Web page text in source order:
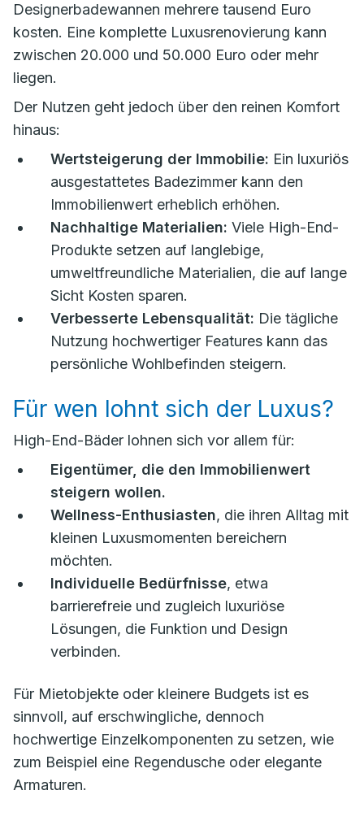
Designerbadewannen mehrere tausend Euro
kosten. Eine komplette Luxusrenovierung kann
zwischen 20.000 und 50.000 Euro oder mehr
liegen.
Der Nutzen geht jedoch über den reinen Komfort
hinaus:
Wertsteigerung der Immobilie: Ein luxuriös
ausgestattetes Badezimmer kann den
Immobilienwert erheblich erhöhen.
Nachhaltige Materialien: Viele High-End-
Produkte setzen auf langlebige,
umweltfreundliche Materialien, die auf lange
Sicht Kosten sparen.
Verbesserte Lebensqualität: Die tägliche
Nutzung hochwertiger Features kann das
persönliche Wohlbefinden steigern.
Für wen lohnt sich der Luxus?
High-End-Bäder lohnen sich vor allem für:
Eigentümer, die den Immobilienwert
steigern wollen.
Wellness-Enthusiasten, die ihren Alltag mit
kleinen Luxusmomenten bereichern
möchten.
Individuelle Bedürfnisse, etwa
barrierefreie und zugleich luxuriöse
Lösungen, die Funktion und Design
verbinden.
Für Mietobjekte oder kleinere Budgets ist es
sinnvoll, auf erschwingliche, dennoch
hochwertige Einzelkomponenten zu setzen, wie
zum Beispiel eine Regendusche oder elegante
Armaturen.